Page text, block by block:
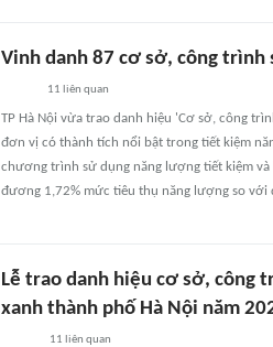
Vinh danh 87 cơ sở, công trình
11 liên quan
TP Hà Nội vừa trao danh hiệu 'Cơ sở, công
đơn vị có thành tích nổi bật trong tiết kiệm
chương trình sử dụng năng lượng tiết kiệm
đương 1,72% mức tiêu thụ năng lượng so với
Lễ trao danh hiệu cơ sở, công
xanh thành phố Hà Nội năm
11 liên quan